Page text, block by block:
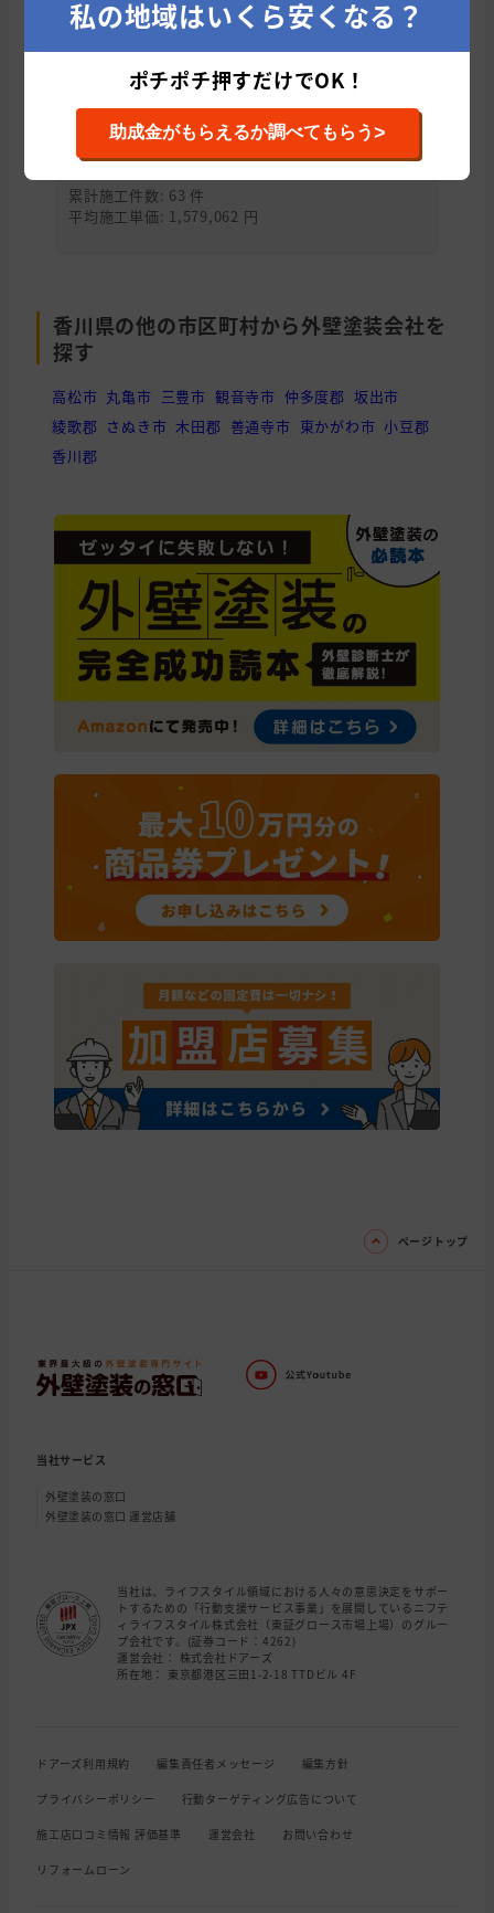
高松市の他のおすすめ外壁塗装会社
株式会社 将輝建工（リメイクハウス）(香川
県/小豆郡)
累計施工件数: 63 件
平均施工単価: 1,579,062 円
香川県の他の市区町村から外壁塗装会社を
探す
高松市 丸亀市 三豊市 観音寺市 仲多度郡 坂出市
綾歌郡 さぬき市 木田郡 善通寺市 東かがわ市 小豆郡
香川郡
ページトップ
当社サービス
外壁塗装の窓口
外壁塗装の窓口 運営店舗
当社は、ライフスタイル領域における人々の意思決定をサポー
トするための「行動支援サービス事業」を展開しているニフテ
ィライフスタイル株式会社（東証グロース市場上場）のグルー
プ会社です。(証券コード：4262)
運営会社： 株式会社ドアーズ
所在地： 東京都港区三田1-2-18 TTDビル 4F
ドアーズ利用規約 編集責任者メッセージ 編集方針
プライバシーポリシー 行動ターゲティング広告について
施工店口コミ情報 評価基準 運営会社 お問い合わせ
リフォームローン
私の地域はいくら安くなる？
ポチポチ押すだけでOK！
助成金がもらえるか調べてもらう>